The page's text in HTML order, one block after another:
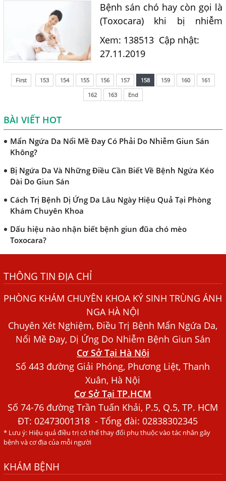
Bệnh sán chó hay còn gọi là
(Toxocara) khi bị nhiễm
trong cơ thể thường gây
ngứa da, dị ứng. Bệnh
và gây ra nhiều tác hại đến...
Xem: 138513 Cập nhật:
27.11.2019
First 153 154 155 156 157 158 159 160
161
162
163 End
BÀI VIẾT HOT
Chẩn Đoán Và Điều Trị Bệnh Amip Ở Não
Bệnh Sán Chó Dấu Hiệu Nhận Biết Và Thời Gian Trị Bệnh
Sán Chó
Trị Bệnh Sán Chó Có Khỏi Bệnh Ngứa Da Không?
TRIỆU CHỨNG GIUN SÁN CHÓ MÈO
Khi Trẻ Bị Dị Ứng Da Cần Làm Xét Nghiệm Gì Tìm Nguyên
Điều trị bệnh sán lá gan ở đâu?
Mẩn Ngứa Da Nổi Mề Đay Có Phải Do Nhiễm Giun Sán
Không?
Bị Ngứa Da Và Những Điều Cần Biết Về Bệnh Ngứa Kéo
Dài Do Giun Sán
Cách Trị Bệnh Dị Ứng Da Lâu Ngày Hiệu Quả Tại Phòng
Khám Chuyên Khoa
Dấu hiệu nào nhận biết bệnh giun đũa chó mèo
Toxocara?
Bệnh Chàm Và Những Yếu Tố Liên Quan Đến Bệnh Giun
Sán
Dấu Hiệu Ngứa Da, Dị Ứng, Nổi Mề Đay Do Nhiễm Sán
Bác sĩ Nguyễn Ngọc Ánh Phòng Khám Ánh Nga Đề Tài
Nghiên Cứu Khoa
Xét Nghiệm Giun Sán Gồm Những Loại Nào? Chi Phí Bao
Người Đàn Ông Phát Ban Mẩn Đỏ Khắp Người, Sau Ba
Tháng Mới Tìm Ra Nguyên Nhân
Đau Mắt Đỏ, Nguyên Nhân Và Cách Điều Trị
HÀ NỘI – PHÁT BAN MẨN ĐỎ KHẮP NGƯỜI, ĐI KHÁM
Ăn hải sản sống, coi chừng nhiễm giun sán
THÔNG TIN ĐỊA CHỈ
PHÒNG KHÁM CHUYÊN KHOA KÝ SINH TRÙNG ÁNH
NGA HÀ NỘI
Chuyên Xét Nghiệm, Điều Trị Bệnh Mẩn Ngứa Da,
Nổi Mề Đay, Dị Ứng Do Nhiễm Bệnh Giun Sán
Cơ Sở Tại Hà Nội
Số 443 đường Giải Phóng, Phương Liệt, Thanh
Xuân, Hà Nội
Cơ Sở Tại TP.HCM
Số 74-76 đường Trần Tuấn Khải, P.5, Q.5, TP. HCM
ĐT:02473001318 - Tổng đài: 02838302345
* Lưu ý: Hiệu quả điều trị có thể thay đổi phụ thuộc vào tác nhân gây
bệnh và cơ địa của mỗi người
KHÁM BỆNH